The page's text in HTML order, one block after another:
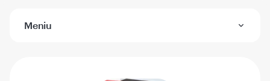
Meniu